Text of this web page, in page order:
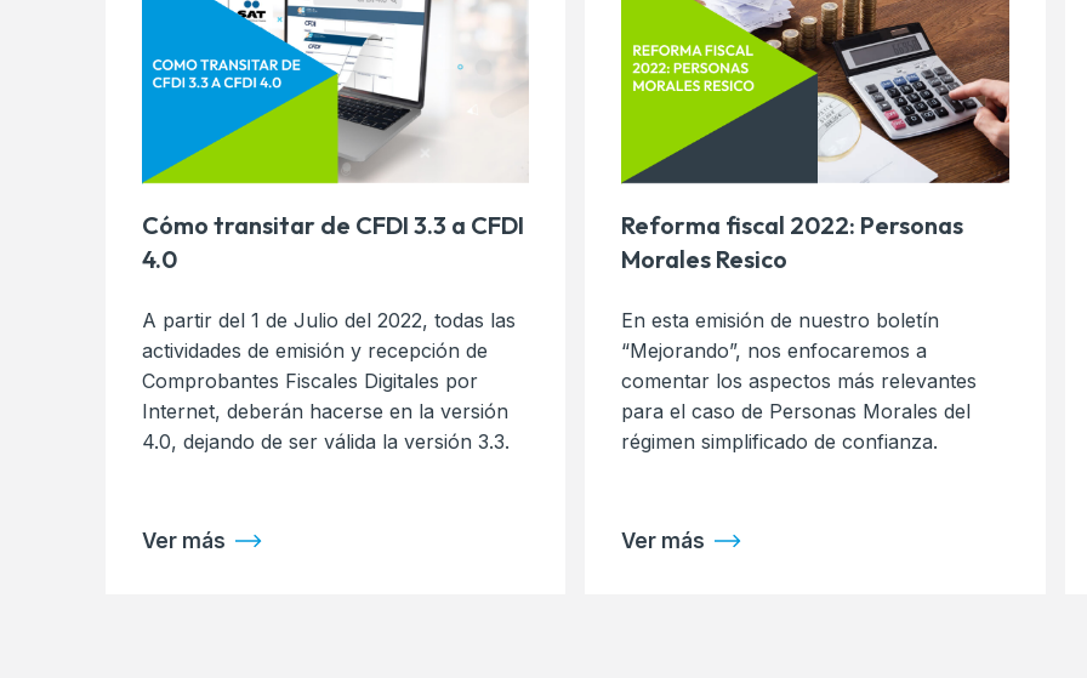
Cómo transitar de CFDI 3.3 a CFDI
4.0
A partir del 1 de Julio del 2022, todas las
actividades de emisión y recepción de
Comprobantes Fiscales Digitales por
Internet, deberán hacerse en la versión
4.0, dejando de ser válida la versión 3.3.
Ver más
Reforma fiscal 2022: Personas
Morales Resico
En esta emisión de nuestro boletín
“Mejorando”, nos enfocaremos a
comentar los aspectos más relevantes
para el caso de Personas Morales del
régimen simplificado de confianza.
Ver más